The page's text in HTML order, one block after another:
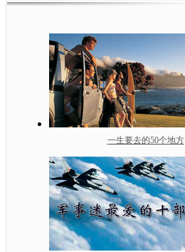
一生要去的50个地方